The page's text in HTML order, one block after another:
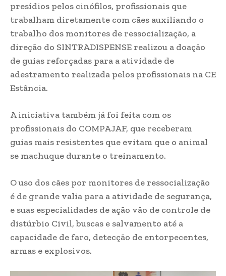
presídios pelos cinófilos, profissionais que
trabalham diretamente com cães auxiliando o
trabalho dos monitores de ressocialização, a
direção do SINTRADISPENSE realizou a doação
de guias reforçadas para a atividade de
adestramento realizada pelos profissionais na CE
Estância.
A iniciativa também já foi feita com os
profissionais do COMPAJAF, que receberam
guias mais resistentes que evitam que o animal
se machuque durante o treinamento.
O uso dos cães por monitores de ressocialização
é de grande valia para a atividade de segurança,
e suas especialidades de ação vão de controle de
distúrbio Civil, buscas e salvamento até a
capacidade de faro, detecção de entorpecentes,
armas e explosivos.